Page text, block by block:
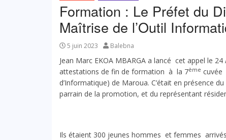
Education
Santé
Culture
Formation : Le Préfet du
Maîtrise de l’Outil
5 juin 2023 Balebna
Jean Marc EKOA MBARGA a lancé cet appel le
attestations de fin de formation à la 7ème cuvée
d’Informatique) de Maroua. C’était en présence du
parrain de la promotion, et du représentant
Ils étaient 300 jeunes hommes et femmes